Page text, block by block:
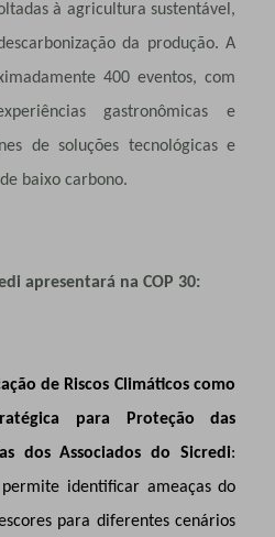
à agricultura sustentável,
da produção. A
400 eventos, com
gastronômicas e
de soluções tecnológicas e
baixo carbono.
apresentará na COP 30:
de Riscos Climáticos como
para Proteção das
dos Associados do Sicredi:
identificar ameaças do
para diferentes cenários